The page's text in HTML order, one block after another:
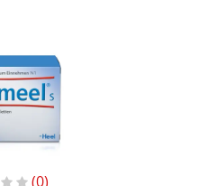
0